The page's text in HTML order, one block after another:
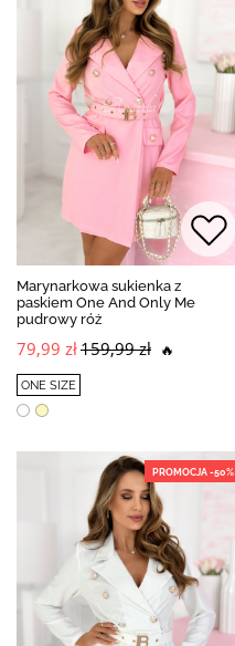
Marynarkowa sukienka z
paskiem One And Only Me
pudrowy róż
79,99 zł159,99 zł 🔥
ONE SIZE
PROMOCJA -50%